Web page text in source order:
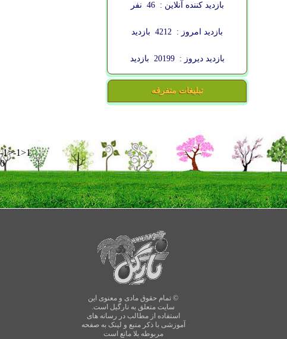
بازدید کننده آنلاین : 46 نفر
بازدید امروز : 4212 بازدید
بازدید دیروز : 20199 بازدید
تبلیغات متفرقه
-1>-1>1
0
© تمام حقوق مادی و معنوی این
سایت متعلق به نارگیل است.
استفاده از مطالب در رسانه های
آموزشی با ذکر منبع و لینک به صفحه
مربوطه بلا مانع است